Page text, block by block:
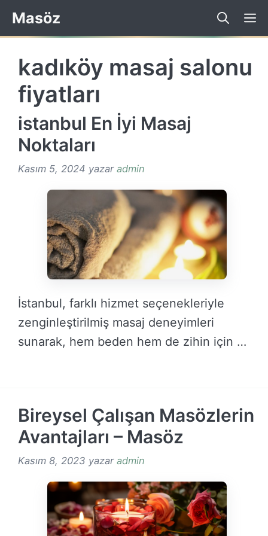
İçeriğe
atla
Masöz
kadıköy masaj salonu
fiyatları
istanbul En İyi Masaj
Noktaları
Kasım 5, 2024 yazar admin
İstanbul, farklı hizmet seçenekleriyle
zenginleştirilmiş masaj deneyimleri
sunarak, hem beden hem de zihin için …
Bireysel Çalışan Masözlerin
Avantajları – Masöz
Kasım 8, 2023 yazar admin